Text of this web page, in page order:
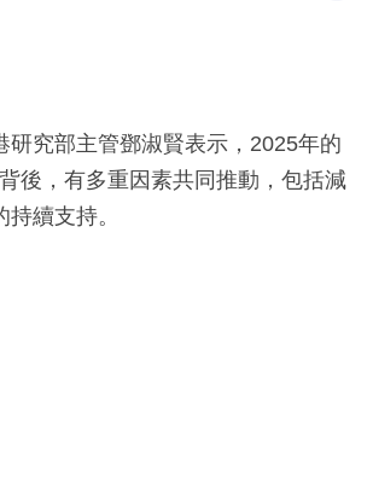
究部主管鄧淑賢表示，2025年的
後，有多重因素共同推動，包括減
續支持。